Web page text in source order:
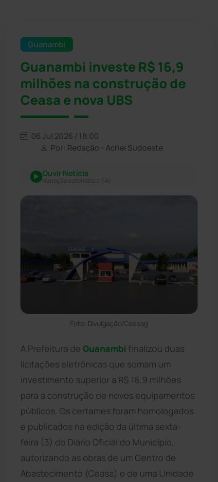
Guanambi
Guanambi investe R$ 16,9
milhões na construção de
Ceasa e nova UBS
06 Jul 2026 / 18:00
Por: Redação - Achei Sudoeste
Ouvir Notícia
Narração automática (IA)
Foto: Divulgação/Ceasag
A Prefeitura de Guanambi finalizou duas
licitações eletrônicas que somam um
investimento superior a R$ 16,9 milhões
para a construção de novos equipamentos
públicos. Os certames foram homologados
e publicados na edição da última sexta-
feira (3) do Diário Oficial do Município,
autorizando as obras de um Centro de
Abastecimento (Ceasa) e de uma Unidade